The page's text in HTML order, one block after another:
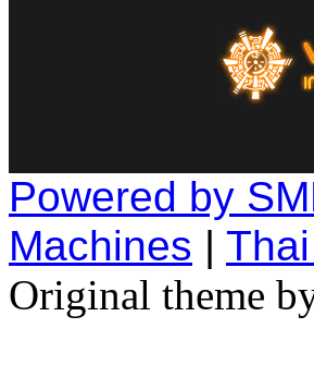
Powered by
Machines |
Original theme